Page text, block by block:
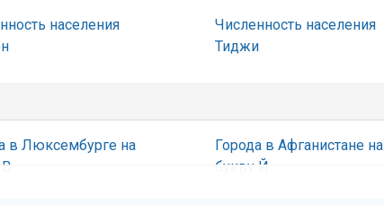
населения
Численность населения
Тиджи
в Люксембурге на
Города в Афганистане на
букву Й